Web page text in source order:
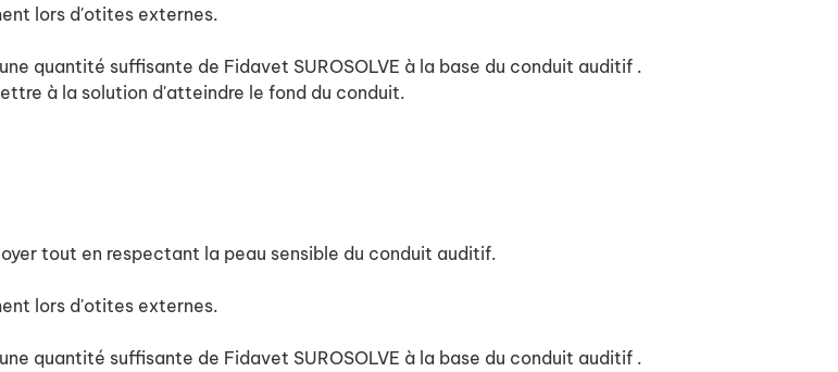
lors d'otites externes.
quantité suffisante de Fidavet SUROSOLVE à la base du conduit auditif .
à la solution d'atteindre le fond du conduit.
tout en respectant la peau sensible du conduit auditif.
lors d'otites externes.
quantité suffisante de Fidavet SUROSOLVE à la base du conduit auditif .